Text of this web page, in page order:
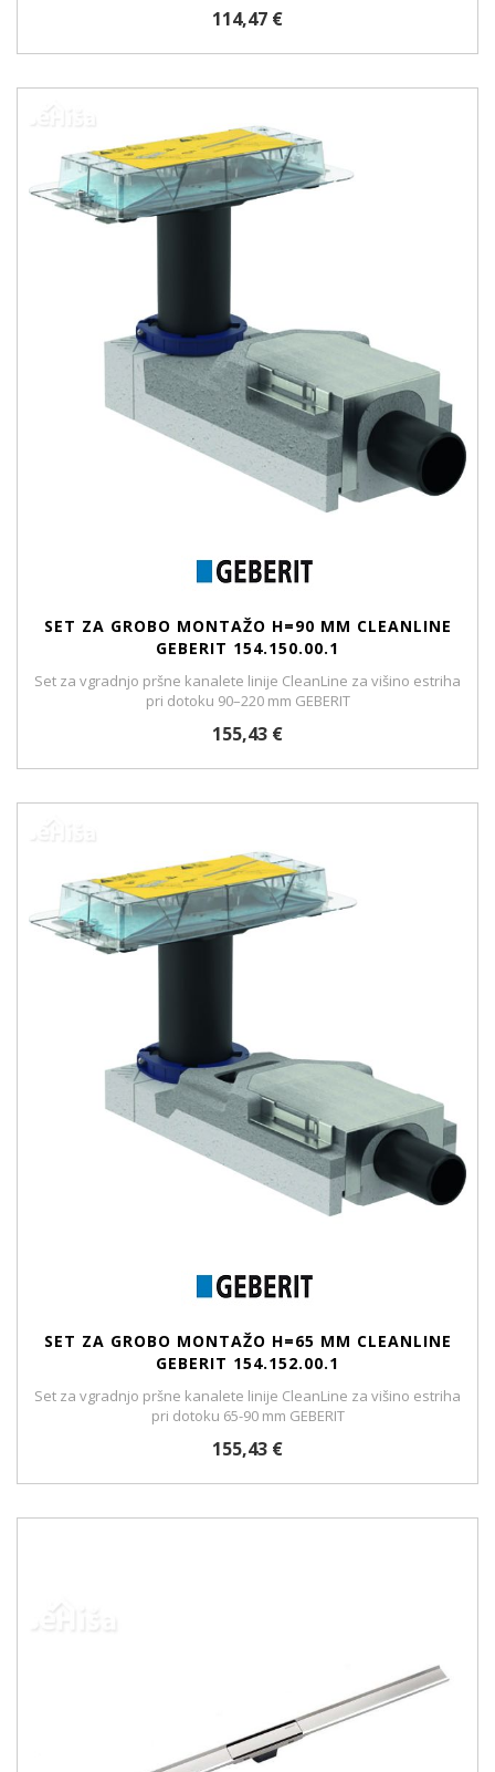
114,47 €
SET ZA GROBO MONTAŽO H=90 MM CLEANLINE
GEBERIT 154.150.00.1
Set za vgradnjo pršne kanalete linije CleanLine za višino estriha
pri dotoku 90–220 mm GEBERIT
155,43 €
SET ZA GROBO MONTAŽO H=65 MM CLEANLINE
GEBERIT 154.152.00.1
Set za vgradnjo pršne kanalete linije CleanLine za višino estriha
pri dotoku 65-90 mm GEBERIT
155,43 €